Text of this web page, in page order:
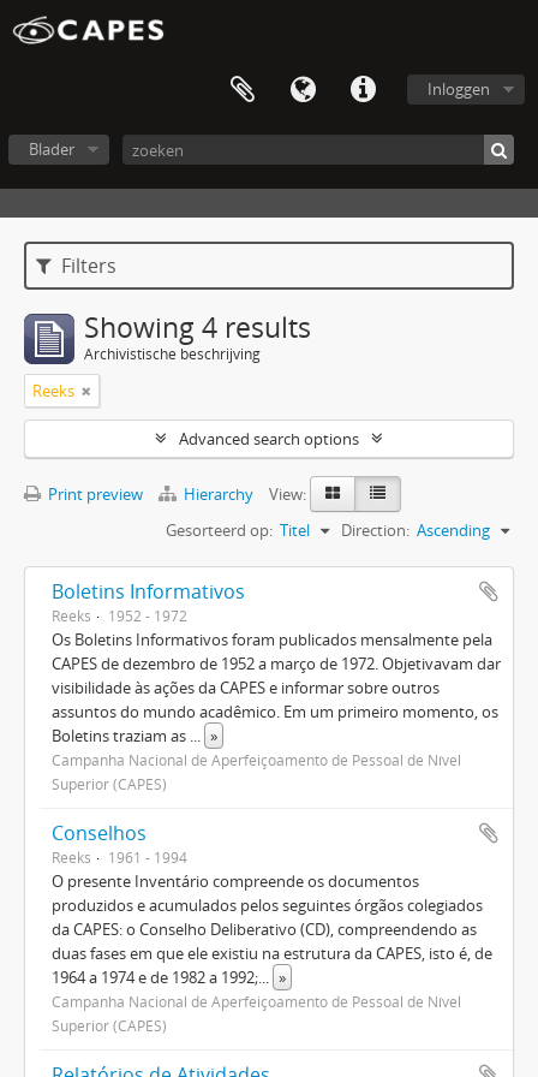
Inloggen
Blader
Filters
Showing 4 results
Archivistische beschrijving
Reeks
Advanced search options
Print preview Hierarchy
View:
Gesorteerd op: Titel Direction: Ascending
Boletins Informativos
Reeks 1952 - 1972
Os Boletins Informativos foram publicados mensalmente pela
CAPES de dezembro de 1952 a março de 1972. Objetivavam dar
visibilidade às ações da CAPES e informar sobre outros
assuntos do mundo acadêmico. Em um primeiro momento, os
Boletins traziam as ... »
Campanha Nacional de Aperfeiçoamento de Pessoal de Nível
Superior (CAPES)
Conselhos
Reeks 1961 - 1994
O presente Inventário compreende os documentos
produzidos e acumulados pelos seguintes órgãos colegiados
da CAPES: o Conselho Deliberativo (CD), compreendendo as
duas fases em que ele existiu na estrutura da CAPES, isto é, de
1964 a 1974 e de 1982 a 1992;... »
Campanha Nacional de Aperfeiçoamento de Pessoal de Nível
Superior (CAPES)